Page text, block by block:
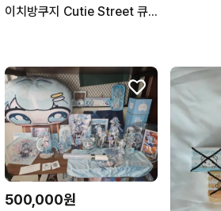
이치방쿠지 Cutie Street 큐티스트리트 제일복권
500,000원